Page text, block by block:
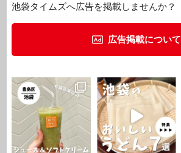
池袋タイムズへ広告を掲載しませんか？
広告掲載について